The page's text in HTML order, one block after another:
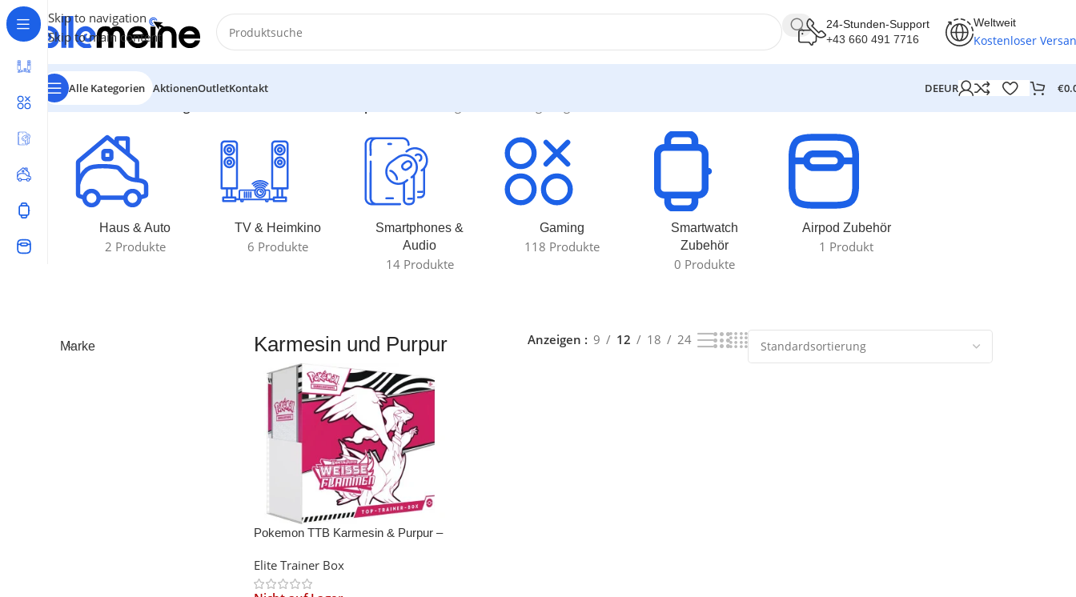
Skip to navigation
Skip to main content
24-Stunden-Support
+43 660 491 7716
Weltweit
Kostenloser
Alle Kategorien AktionenOutletKontakt DEEUR €
Start/Produkte verschlagwortet mit „Karmesin und Purpur“
Haus & Auto
2 Produkte
TV & Heimkino
6 Produkte
Smartphones &
Audio
14 Produkte
Gaming
118 Produkte
Smartwatch
Zubehör
0 Produkte
Airpod Zubehör
1 Produkt
Marke Karmesin und Purpur Anzeigen 9 12 18 24
Pokemon TTB Karmesin & Purpur –
Elite Trainer Box